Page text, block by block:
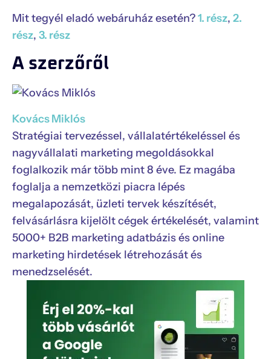
Mit tegyél eladó webáruház esetén?1. rész, 2.
rész, 3. rész
A szerzőről
Kovács Miklós
Stratégiai tervezéssel, vállalatértékeléssel és
nagyvállalati marketing megoldásokkal
foglalkozik már több mint 8 éve. Ez magába
foglalja a nemzetközi piacra lépés
megalapozását, üzleti tervek készítését,
felvásárlásra kijelölt cégek értékelését, valamint
5000+ B2B marketing adatbázis és online
marketing hirdetések létrehozását és
menedzselését.